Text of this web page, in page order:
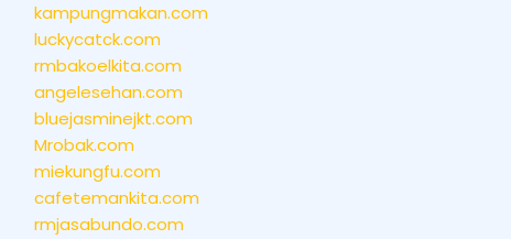
kampungmakan.com
luckycatck.com
rmbakoelkita.com
angelesehan.com
bluejasminejkt.com
Mrobak.com
miekungfu.com
cafetemankita.com
rmjasabundo.com